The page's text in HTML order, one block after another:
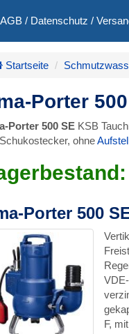
AGB / Datenschutz /
Startseite
Porter
Porter 500 SE KSB
ohne
Porter 500
F,